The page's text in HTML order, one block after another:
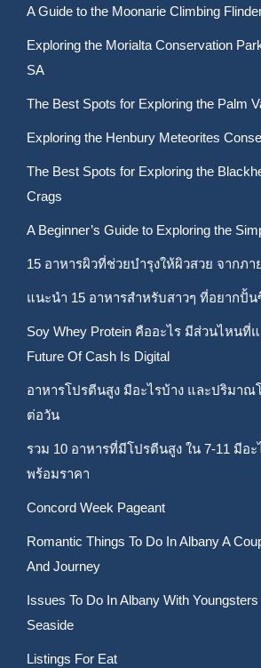
A Guide to the Moonarie Climbing
Exploring the Morialta Conservation
SA
The Best Spots for Exploring the Palm
Exploring the Henbury Meteorites
The Best Spots for Exploring the
Crags
A Beginner’s Guide to Exploring the
15 อาหารผิวที่ช่วยบำรุงให้ผิวสวย จากภ
แนะนำ 15 อาหารสำหรับสาวๆ ที่อยากปั้
Soy Whey Protein คืออะไร มีส่วนไหนที่
Future Of Cash Is Digital
อาหารโปรตีนสูง มีอะไรบ้าง และปริมา
ต่อวัน
รวม 10 อาหารที่มีโปรตีนสูง ใน 7-11 มีอะ
พร้อมราคา
Concord Week Pageant
Romantic Things To Do In Albany A
And Journey
Issues To Do In Albany With
Seaside
Listings For Eat